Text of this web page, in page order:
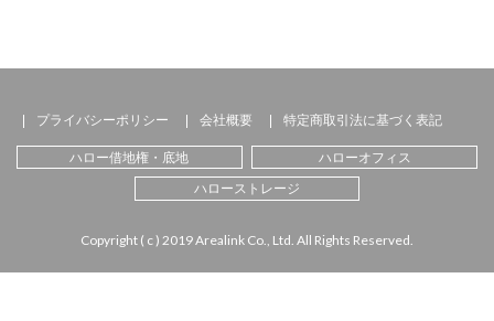
プライバシーポリシー 会社概要 特定商取引法に基づく表記
ハロー借地権・底地 ハローオフィス
ハローストレージ
Copyright ( c ) 2019 Arealink Co., Ltd. All Rights Reserved.